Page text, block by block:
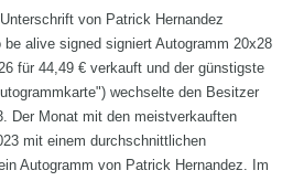
von Patrick Hernandez
alive signed signiert Autogramm 20x28
für 44,49 € verkauft und der günstigste
wechselte den Besitzer
Der Monat mit den meistverkauften
mit einem durchschnittlichen
Autogramm von Patrick Hernandez. Im